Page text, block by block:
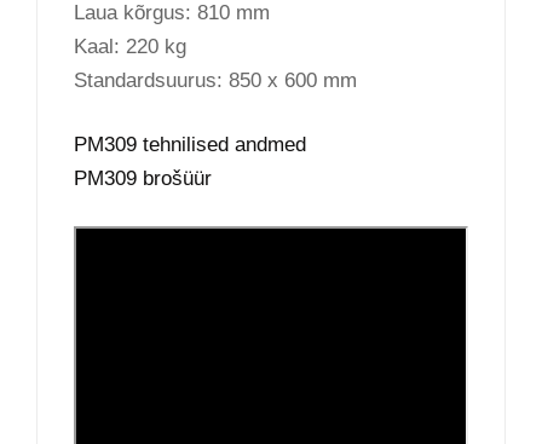
Laua kõrgus: 810 mm
Kaal: 220 kg
Standardsuurus: 850 x 600 mm
PM309 tehnilised andmed
PM309 brošüür